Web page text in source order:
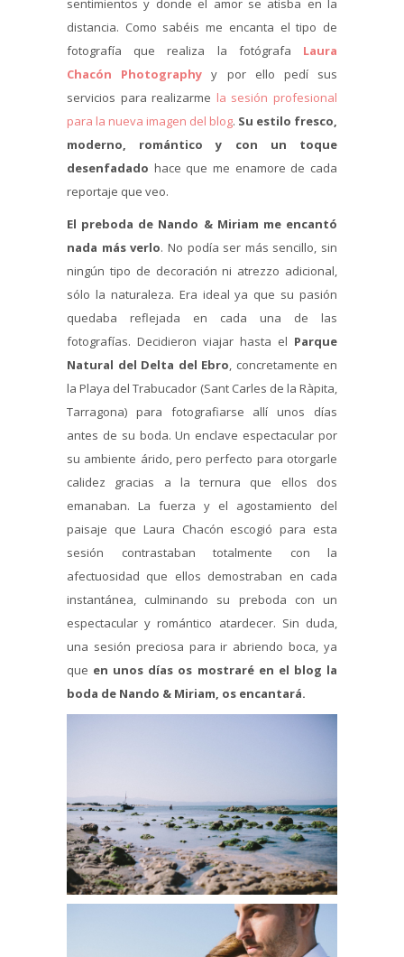
sentimientos y donde el amor se atisba en la
distancia. Como sabéis me encanta el tipo de
fotografía que realiza la fotógrafa Laura
Chacón Photography y por ello pedí sus
servicios para realizarme la sesión profesional
para la nueva imagen del blog. Su estilo fresco,
moderno, romántico y con un toque
desenfadado hace que me enamore de cada
reportaje que veo.
El preboda de Nando & Miriam me encantó
nada más verlo. No podía ser más sencillo, sin
ningún tipo de decoración ni atrezzo adicional,
sólo la naturaleza. Era ideal ya que su pasión
quedaba reflejada en cada una de las
fotografías. Decidieron viajar hasta el Parque
Natural del Delta del Ebro, concretamente en
la Playa del Trabucador (Sant Carles de la Ràpita,
Tarragona) para fotografiarse allí unos días
antes de su boda. Un enclave espectacular por
su ambiente árido, pero perfecto para otorgarle
calidez gracias a la ternura que ellos dos
emanaban. La fuerza y el agostamiento del
paisaje que Laura Chacón escogió para esta
sesión contrastaban totalmente con la
afectuosidad que ellos demostraban en cada
instantánea, culminando su preboda con un
espectacular y romántico atardecer. Sin duda,
una sesión preciosa para ir abriendo boca, ya
que en unos días os mostraré en el blog la
boda de Nando & Miriam, os encantará.